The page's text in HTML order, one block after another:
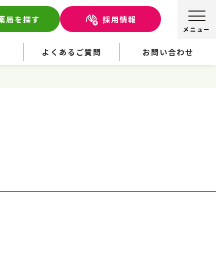
局を探す 採用情報
よくあるご質問 お問い合わせ